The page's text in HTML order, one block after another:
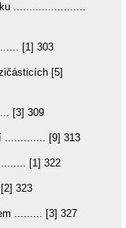
.......................
[1] 303
[5]
[3] 309
............. [9] 313
[1] 322
323
......... [3] 327